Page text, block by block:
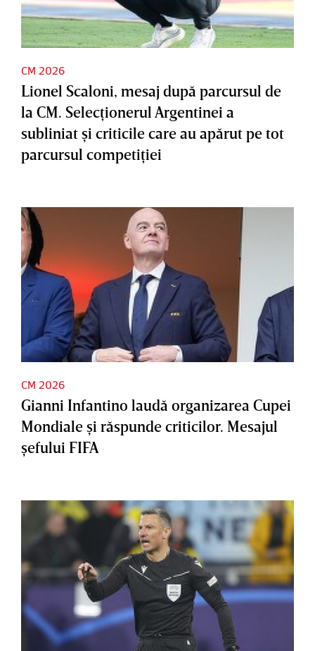
CM 2026
Lionel Scaloni, mesaj după parcursul de
la CM. Selecţionerul Argentinei a
subliniat şi criticile care au apărut pe tot
parcursul competiţiei
CM 2026
Gianni Infantino laudă organizarea Cupei
Mondiale şi răspunde criticilor. Mesajul
şefului FIFA